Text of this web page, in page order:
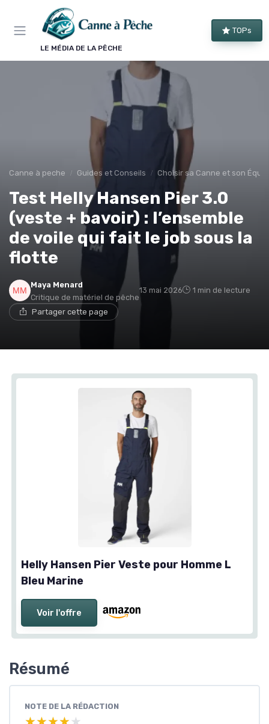
LE MÉDIA DE LA PÊCHE
TOPs
Canne à peche Guides et Conseils Choisir sa Canne et son
Test Helly Hansen Pier 3.0
(veste + bavoir) : l’ensemble
de voile qui fait le job sous la
flotte
Maya Menard
Critique de matériel de pêche
13 mai 2026 1 min de lecture
Partager cette page
Helly Hansen Pier Veste pour Homme L
Bleu Marine
Voir l'offre
Résumé
NOTE DE LA RÉDACTION
Panneau de gestion des cookies